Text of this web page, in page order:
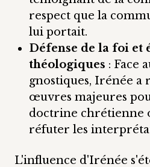
respect que la
lui portait.
Défense de la foi et
théologiques : Face
gnostiques, Irénée a
œuvres majeures
doctrine chrétienne
réfuter les
L'influence d'Irénée